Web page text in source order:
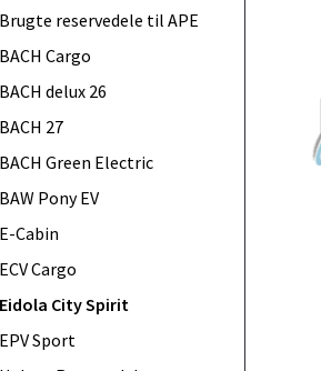
Brugte reservedele til APE
BACH Cargo
BACH delux 26
BACH 27
BACH Green Electric
BAW Pony EV
E-Cabin
ECV Cargo
Eidola City Spirit
EPV Sport